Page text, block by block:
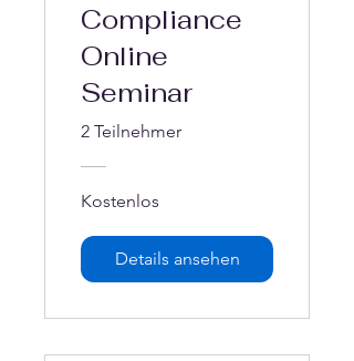
Compliance
Online
Seminar
2 Teilnehmer
Kostenlos
Details ansehen